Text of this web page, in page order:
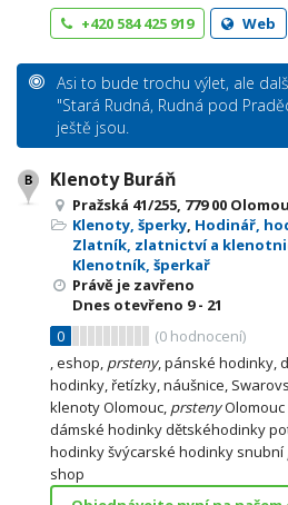
+420 584 425 919
Web
Asi to bude trochu výlet, ale
"Stará Rudná, Rudná pod
ještě jsou.
Klenoty Buráň
Pražská 41/255, 779 00
Klenoty, šperky, Hodinář,
Zlatník, zlatnictví a
Klenotník, šperkař
Právě je zavřeno
Dnes otevřeno 9 - 21
0
(0 hodnocení)
, eshop, prsteny, pánské hodinky,
hodinky, řetízky, náušnice,
klenoty Olomouc, prstenyOlomouc
dámské hodinky dětskéhodinky
hodinky švýcarské hodinky snubní
shop